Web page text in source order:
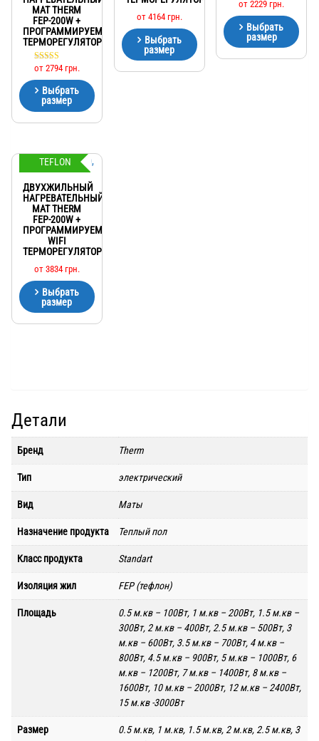
МАТ THERM
FEP-200W +
ПРОГРАММИРУЕМЫЙ
ТЕРМОРЕГУЛЯТОР
Оценка
из 5
от 2794 грн.
Выбрать
размер
от 4164 грн.
Выбрать
размер
Оценка
из 5
от2229 грн.
Выбрать
размер
TEFLON
ДВУХЖИЛЬНЫЙ
НАГРЕВАТЕЛЬНЫЙ
МАТ THERM
FEP-200W +
ПРОГРАММИРУЕМЫЙ
WIFI
ТЕРМОРЕГУЛЯТОР
от 3834 грн.
Выбрать
размер
Детали
Бренд Therm
Тип электрический
Вид Маты
Назначение продукта Теплый пол
Класс продукта Standart
Изоляция жил FEP (тефлон)
Площадь
0.5 м.кв – 100Вт, 1 м.кв – 200Вт, 1.5 м.кв –
300Вт, 2 м.кв – 400Вт, 2.5 м.кв – 500Вт, 3
м.кв – 600Вт, 3.5 м.кв – 700Вт, 4 м.кв –
800Вт, 4.5 м.кв – 900Вт, 5 м.кв – 1000Вт, 6
м.кв – 1200Вт, 7 м.кв – 1400Вт, 8 м.кв –
1600Вт, 10 м.кв – 2000Вт, 12 м.кв – 2400Вт,
15 м.кв -3000Вт
Размер
0.5 м.кв, 1 м.кв, 1.5 м.кв, 2 м.кв, 2.5 м.кв, 3